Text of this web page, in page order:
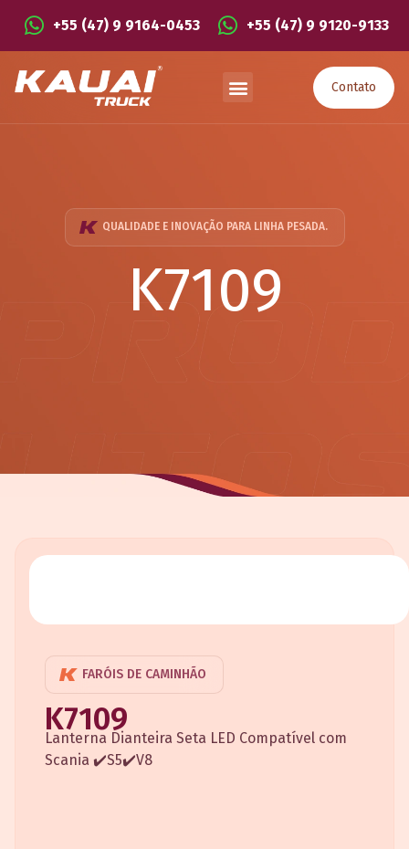
+55 (47) 9 9164-0453 +55 (47) 9 9120-9133
Contato
QUALIDADE E INOVAÇÃO PARA LINHA PESADA.
K7109
FARÓIS DE CAMINHÃO
K7109
Lanterna Dianteira Seta LED Compatível com
Scania ✔️S5✔️V8